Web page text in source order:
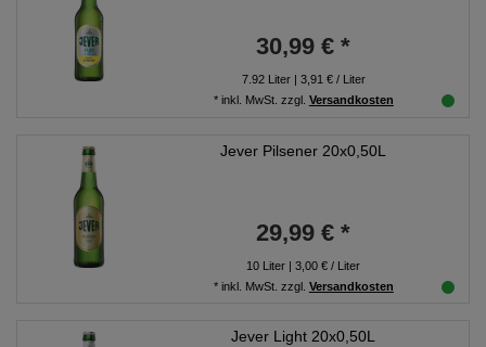
30,99 € *
7.92Liter| 3,91 € / Liter
* inkl. MwSt. zzgl. Versandkosten
Jever Pilsener 20x0,50L
29,99 € *
10 Liter | 3,00 € / Liter
* inkl. MwSt. zzgl. Versandkosten
Jever Light 20x0,50L